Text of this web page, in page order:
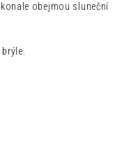
obejmou sluneční